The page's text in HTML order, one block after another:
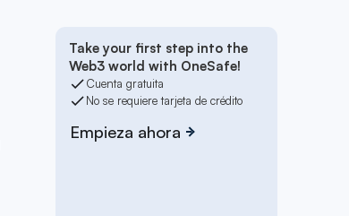
Take your first step into the
Web3 world with OneSafe!
Cuenta gratuita
No se requiere tarjeta de crédito
Empieza ahora